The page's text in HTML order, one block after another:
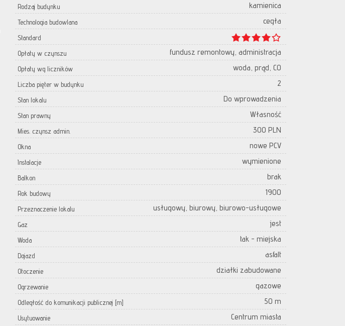
Rodzaj budynku kamienica
Technologia budowlana cegła
Standard
Opłaty w czynszu
fundusz remontowy, administracja
Opłaty wg liczników woda, prąd, CO
Liczba pięter w budynku 2
Stan lokalu Do wprowadzenia
Stan prawny Własność
Mies. czynsz admin. 300 PLN
Okna nowe PCV
Instalacje wymienione
Balkon brak
Rok budowy 1900
Przeznaczenie lokalu usługowy, biurowy, biurowo-usługowe
Gaz jest
Woda tak - miejska
Dojazd asfalt
Otoczenie działki zabudowane
Ogrzewanie gazowe
Odległość do komunikacji publicznej [m] 50 m
Usytuowanie Centrum miasta